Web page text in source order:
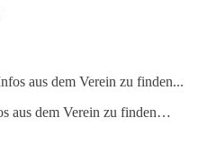
aus dem Verein zu finden...
aus dem Verein zu finden…